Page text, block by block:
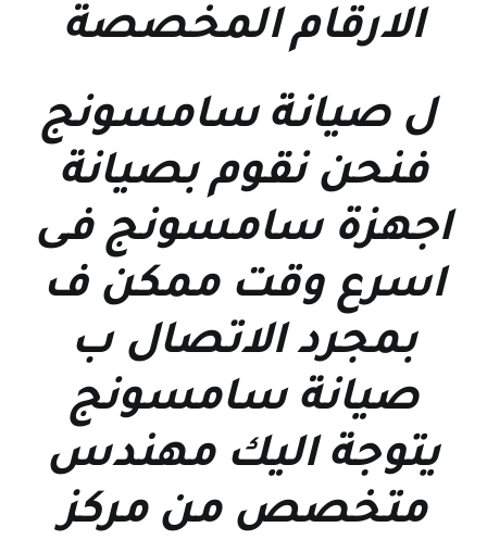
الارقام المخصصة
ل صيانة سامسونج
فنحن نقوم بصيانة
اجهزة سامسونج فى
اسرع وقت ممكن ف
بمجرد الاتصال ب
صيانة سامسونج
يتوجة اليك مهندس
متخصص من مركز